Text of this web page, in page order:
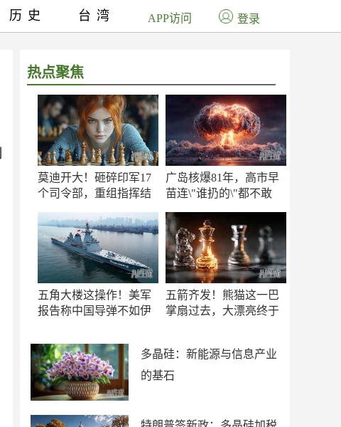
热点聚焦
莫迪开大！砸碎印军17
个司令部，重组指挥结
广岛核爆81年，高市早
苗连\"谁扔的\"都不敢
五角大楼这操作！美军
报告称中国导弹不如伊
五箭齐发！熊猫这一巴
掌扇过去，大漂亮终于
多晶硅：新能源与信息产业
的基石
历史 台湾 APP访问 登录